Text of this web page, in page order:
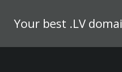
Your best .LV